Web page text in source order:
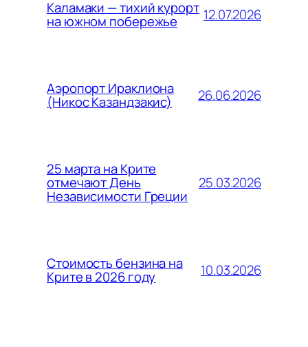
Каламаки — тихий курорт
на южном побережье 12.07.2026
Аэропорт Ираклиона
(Никос Казандзакис) 26.06.2026
25 марта на Крите
отмечают День
Независимости Греции
25.03.2026
Стоимость бензина на
Крите в 2026 году 10.03.2026